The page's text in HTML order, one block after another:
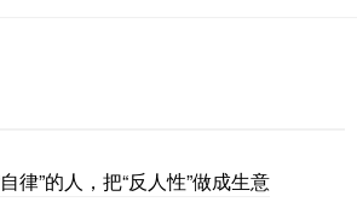
律”的人，把“反人性”做成生意